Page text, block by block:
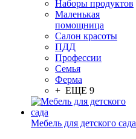
Наборы продуктов
Маленькая
помощница
Салон красоты
ПДД
Профессии
Семья
Ферма
+ ЕЩЕ 9
Мебель для детского сада